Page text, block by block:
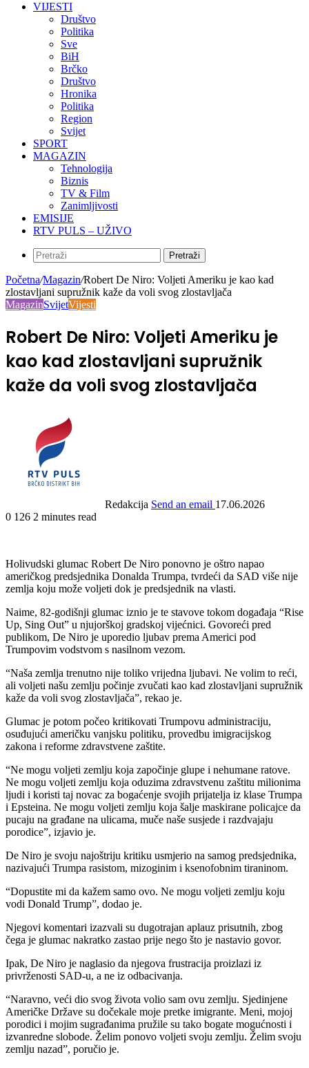
VIJESTI
Društvo
Politika
Sve
BiH
Brčko
Društvo
Hronika
Politika
Region
Svijet
SPORT
MAGAZIN
Tehnologija
Biznis
TV & Film
Zanimljivosti
EMISIJE
RTV PULS – UŽIVO
Pretraži
Početna/Magazin/Robert De Niro: Voljeti Ameriku je kao kad
zlostavljani supružnik kaže da voli svog zlostavljača
MagazinSvijetVijesti
Robert De Niro: Voljeti Ameriku je
kao kad zlostavljani supružnik
kaže da voli svog zlostavljača
Redakcija Send an email 17.06.2026
0 126 2 minutes read
Holivudski glumac Robert De Niro ponovno je oštro napao
američkog predsjednika Donalda Trumpa, tvrdeći da SAD više nije
zemlja koju može voljeti dok je predsjednik na vlasti.
Naime, 82-godišnji glumac iznio je te stavove tokom događaja “Rise
Up, Sing Out” u njujorškoj gradskoj vijećnici. Govoreći pred
publikom, De Niro je uporedio ljubav prema Americi pod
Trumpovim vodstvom s nasilnom vezom.
“Naša zemlja trenutno nije toliko vrijedna ljubavi. Ne volim to reći,
ali voljeti našu zemlju počinje zvučati kao kad zlostavljani supružnik
kaže da voli svog zlostavljača”, rekao je.
Glumac je potom počeo kritikovati Trumpovu administraciju,
osuđujući američku vanjsku politiku, provedbu imigracijskog
zakona i reforme zdravstvene zaštite.
“Ne mogu voljeti zemlju koja započinje glupe i nehumane ratove.
Ne mogu voljeti zemlju koja oduzima zdravstvenu zaštitu milionima
ljudi i koristi taj novac za bogaćenje svojih prijatelja iz klase Trumpa
i Epsteina. Ne mogu voljeti zemlju koja šalje maskirane policajce da
pucaju na građane na ulicama, muče naše susjede i razdvajaju
porodice”, izjavio je.
De Niro je svoju najoštriju kritiku usmjerio na samog predsjednika,
nazivajući Trumpa rasistom, mizoginim i ksenofobnim tiraninom.
“Dopustite mi da kažem samo ovo. Ne mogu voljeti zemlju koju
vodi Donald Trump”, dodao je.
Njegovi komentari izazvali su dugotrajan aplauz prisutnih, zbog
čega je glumac nakratko zastao prije nego što je nastavio govor.
Ipak, De Niro je naglasio da njegova frustracija proizlazi iz
privrženosti SAD-u, a ne iz odbacivanja.
“Naravno, veći dio svog života volio sam ovu zemlju. Sjedinjene
Američke Države su dočekale moje pretke imigrante. Meni, mojoj
porodici i mojim sugrađanima pružile su tako bogate mogućnosti i
izvanredne slobode. Želim ponovo voljeti svoju zemlju. Želim svoju
zemlju nazad”, poručio je.